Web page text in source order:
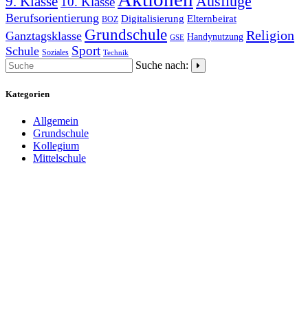
Berufsorientierung BOZ Digitalisierung Elternbeirat
Ganztagsklasse Grundschule GSE Handynutzung Religion
Schule Soziales Sport Technik
Suche nach:
Kategorien
Allgemein
Grundschule
Kollegium
Mittelschule